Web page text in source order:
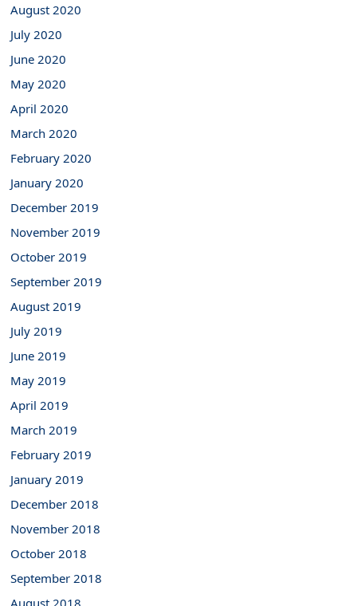
August 2020
July 2020
June 2020
May 2020
April 2020
March 2020
February 2020
January 2020
December 2019
November 2019
October 2019
September 2019
August 2019
July 2019
June 2019
May 2019
April 2019
March 2019
February 2019
January 2019
December 2018
November 2018
October 2018
September 2018
August 2018